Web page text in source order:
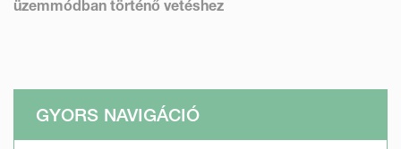
üzemmódban történő vetéshez
GYORS NAVIGÁCIÓ